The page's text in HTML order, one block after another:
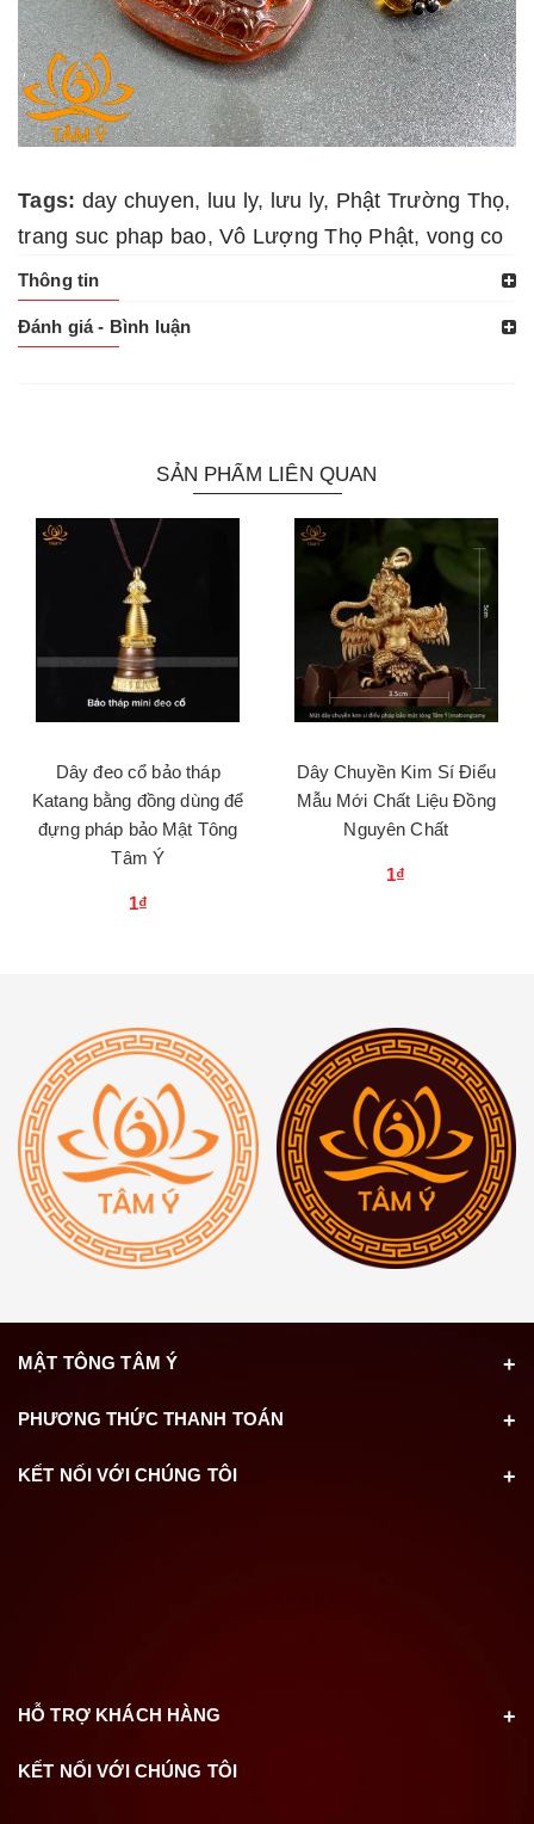
Tags: day chuyen, luu ly, lưu ly, Phật Trường Thọ,
trang suc phap bao, Vô Lượng Thọ Phật, vong co
Thông tin
Đánh giá - Bình luận
SẢN PHẨM LIÊN QUAN
Dây đeo cổ bảo tháp
Katang bằng đồng dùng để
đựng pháp bảo Mật Tông
Tâm Ý
1₫
Dây Chuyền Kim Sí Điểu
Mẫu Mới Chất Liệu Đồng
Nguyên Chất
1₫
MẬT TÔNG TÂM Ý
PHƯƠNG THỨC THANH TOÁN
KẾT NỐI VỚI CHÚNG TÔI
HỖ TRỢ KHÁCH HÀNG
KẾT NỐI VỚI CHÚNG TÔI